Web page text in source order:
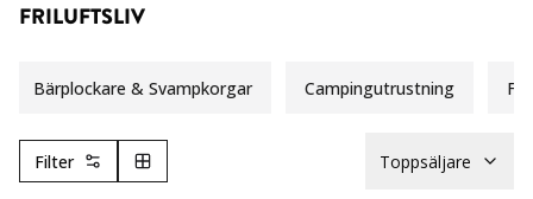
FRILUFTSLIV
Bärplockare & Svampkorgar Campingutrustning
Filter Toppsäljare